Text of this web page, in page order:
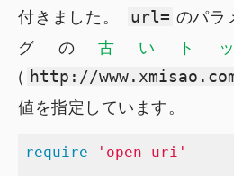
付きました。
url= のパラ
グの古いト
( http://
値を指定しています。
require 'open-uri'